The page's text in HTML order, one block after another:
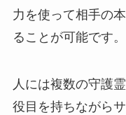
力を使って相手の
ることが可能です。
人には複数の守護
役目を持ちながら